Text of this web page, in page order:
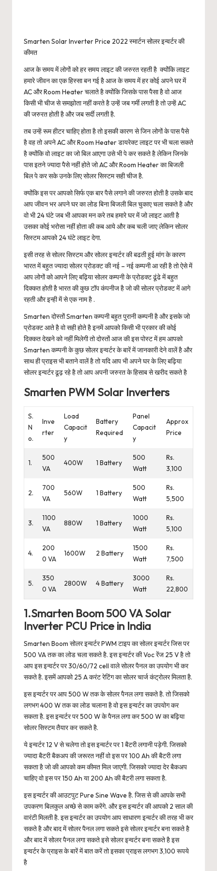
Smarten Solar Inverter Price 2022 स्मार्टन सोलर इन्वर्टर की
कीमत
आज के समय में लोगों को हर समय लाइट की जरुरत रहती है क्योंकि लाइट
हमारे जीवन का एक हिस्सा बन गई है आज के समय में हर कोई अपने घर में
AC और Room Heater चलाते है क्योंकि जिसके पास पैसा है वो आज
किसी भी चीज से समझोता नहीं करते है उन्हें जब गर्मी लगती है तो उन्हें AC
की जरुरत होती है और जब सर्दी लगती है.
तब उन्हें रूम हीटर चाहिए होता है तो इसकी कारण से जिन लोगों के पास पैसे
है वह तो अपने AC और Room Heater डायरेक्ट लाइट पर भी चला सकते
है क्योंकि वो लाइट का जो बिल आएगा उसे भी पे कर सकते है लेकिन जिनके
पास इतने ज्यादा पैसे नहीं होते जो AC और Room Heater का बिजली
बिल पे कर सके उनके लिए सोलर सिस्टम सही चीज है.
क्योंकि इस पर आपको सिर्फ एक बार पैसे लगाने की जरुरत होती है उसके बाद
आप जीवन भर अपने घर का लोड बिना बिजली बिल चुकाए चला सकते है और
वो भी 24 घंटे जब भी आपका मन करे तब हमारे घर में जो लाइट आती है
उसका कोई भरोसा नहीं होता की कब आये और कब चली जाए लेकिन सोलर
सिस्टम आपको 24 घंटे लाइट देगा.
इसी तरह से सोलर सिस्टम और सोलर इन्वर्टर की बढती हुई मांग के कारण
भारत में बहुत ज्यादा सोलर प्रोडक्ट की नई – नई कम्पनी आ रही है तो ऐसे में
आप लोगों को आपने लिए बढ़िया सोलर कम्पनी के प्रोडक्ट ढूंढे में बहुत
दिक्कत होती है भारत की कुछ टॉप कंपनीज है जो की सोलर प्रोडक्ट में आगे
रहती और इन्ही में से एक नाम है .
Smarten दोस्तों Smarten कम्पनी बहुत पुरानी कम्पनी है और इसके जो
प्रोडक्ट आते है वो सही होते है इनमें आपको किसी भी प्रकार की कोई
दिक्कत देखने को नहीं मिलेगी तो दोस्तों आज की इस पोस्ट में हम आपको
Smarten कम्पनी के कुछ सोलर इन्वर्टर के बारें में जानकारी देने वालें है और
साथ ही प्राइस भी बताने वालें है तो यदि आप भी अपने घर के लिए बढ़िया
सोलर इन्वर्टर ढूढ़ रहे है तो आप अपनी जरुरत के हिसाब से खरीद सकते है
Smarten PWM Solar Inverters
S.
N
o.
Inve
rter
Load
Capacit
y
Battery
Required
Panel
Capacit
y
Approx
Price
1.
500
VA
400W 1 Battery
500
Watt
Rs.
3,100
2.
700
VA
560W 1 Battery
500
Watt
Rs.
5,500
3.
1100
VA
880W 1 Battery
1000
Watt
Rs.
5,100
4.
200
0 VA
1600W 2 Battery
1500
Watt
Rs.
7,500
5.
350
0 VA
2800W 4 Battery
3000
Watt
Rs.
22,800
1.Smarten Boom 500 VA Solar
Inverter PCU Price in India
Smarten Boom सोलर इन्वर्टर PWM टाइप का सोलर इन्वर्टर जिस पर
500 VA तक का लोड चला सकते है. इस इन्वर्टर की Voc रेंज 25 V है तो
आप इस इन्वर्टर पर 30/60/72 cell वाले सोलर पैनल का उपयोग भी कर
सकते है. इसमें आपको 25 A करंट रेटिंग का सोलर चार्ज कंट्रोलर मिलता है.
इस इन्वर्टर पर आप 500 W तक के सोलर पैनल लगा सकते है. तो जिसको
लगभग 400 W तक का लोड चलाना है वो इस इन्वर्टर का उपयोग कर
सकता है. इस इन्वर्टर पर 500 W के पैनल लगा कर 500 W का बढ़िया
सोलर सिस्टम तैयार कर सकते है.
ये इन्वर्टर 12 V से चलेगा तो इस इन्वर्टर पर 1 बैटरी लगानी पड़ेगी. जिसको
ज्यादा बैटरी बैकअप की जरूरत नहीं वो इस पर 100 Ah की बैटरी लगा
सकता है जो की आपको कम कीमत मिल जाएगी. जिसको ज्यादा देर बैकअप
चाहिए वो इस पर 150 Ah या 200 Ah की बैटरी लगा सकता है.
इस इन्वर्टर की आउटपुट Pure Sine Wave है. जिस से की आपके सभी
उपकरण बिलकुल अच्छे से काम करेंगे. और इस इन्वर्टर की आपको 2 साल की
वारंटी मिलती है. इस इन्वर्टर का उपयोग आप साधारण इन्वर्टर की तरह भी कर
सकते है और बाद में सोलर पैनल लगा सकते इसे सोलर इन्वर्टर बना सकते है
और बाद में सोलर पैनल लगा सकते इसे सोलर इन्वर्टर बना सकते है इस
इन्वर्टर के प्राइस के बारें में बात करें तो इसका प्राइस लगभग 3,100 रूपये
है